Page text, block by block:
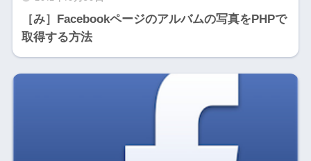
［み］Facebookページのアルバムの写真をPHPで
取得する方法